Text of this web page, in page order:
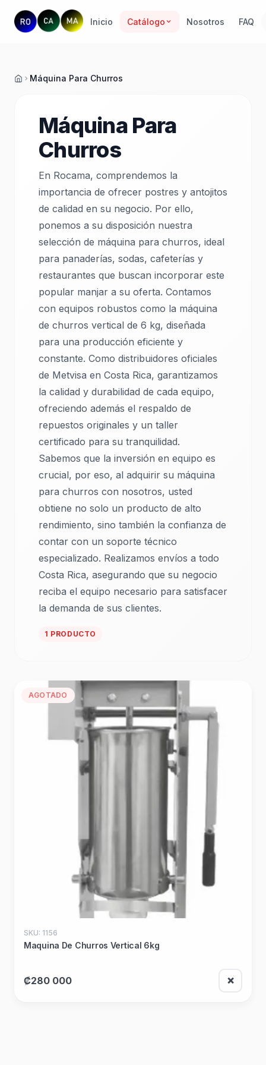
Inicio Catálogo Nosotros FAQ
Inicio
Máquina Para Churros
Máquina Para
Churros
En Rocama, comprendemos la
importancia de ofrecer postres y antojitos
de calidad en su negocio. Por ello,
ponemos a su disposición nuestra
selección de máquina para churros, ideal
para panaderías, sodas, cafeterías y
restaurantes que buscan incorporar este
popular manjar a su oferta. Contamos
con equipos robustos como la máquina
de churros vertical de 6 kg, diseñada
para una producción eficiente y
constante. Como distribuidores oficiales
de Metvisa en Costa Rica, garantizamos
la calidad y durabilidad de cada equipo,
ofreciendo además el respaldo de
repuestos originales y un taller
certificado para su tranquilidad.
Sabemos que la inversión en equipo es
crucial, por eso, al adquirir su máquina
para churros con nosotros, usted
obtiene no solo un producto de alto
rendimiento, sino también la confianza de
contar con un soporte técnico
especializado. Realizamos envíos a todo
Costa Rica, asegurando que su negocio
reciba el equipo necesario para satisfacer
la demanda de sus clientes.
1 PRODUCTO
AGOTADO
SKU: 1156
Maquina De Churros Vertical 6kg
₡280 000 ❌